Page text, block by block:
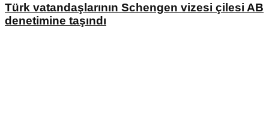
Türk vatandaşlarının Schengen vizesi çilesi AB
denetimine taşındı